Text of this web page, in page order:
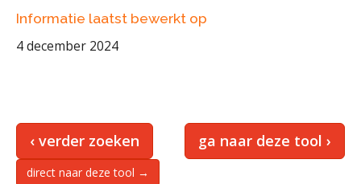
Informatie laatst bewerkt op
4 december 2024
‹ verder zoeken ga naar deze tool ›
direct naar deze tool →